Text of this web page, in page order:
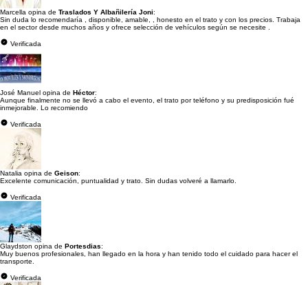
Marcella opina de Traslados Y Albañilería Joni:
Sin duda lo recomendaría , disponible, amable, , honesto en el trato y con los precios. Trabaja
en el sector desde muchos años y ofrece selección de vehículos según se necesite .
Verificada
José Manuel opina de Héctor:
Aunque finalmente no se llevó a cabo el evento, el trato por teléfono y su predisposición fué
inmejorable. Lo recomiendo
Verificada
Natalia opina de Geison:
Excelente comunicación, puntualidad y trato. Sin dudas volveré a llamarlo.
Verificada
Glaydston opina de Portesdias:
Muy buenos profesionales, han llegado en la hora y han tenido todo el cuidado para hacer el
transporte.
Verificada